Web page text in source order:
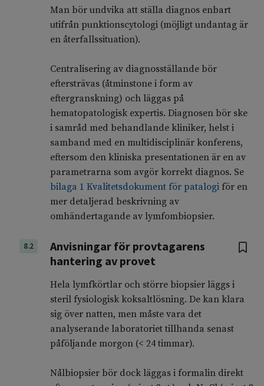
Man bör undvika att ställa diagnos enbart
utifrån punktionscytologi (möjligt undantag är
en återfallssituation).
Centralisering av diagnosställande bör
eftersträvas (åtminstone i form av
eftergranskning) och läggas på
hematopatologisk expertis. Diagnosen bör ske
i samråd med behandlande kliniker, helst i
samband med en multidisciplinär konferens,
eftersom den kliniska presentationen är en av
parametrarna som avgör korrekt diagnos. Se
bilaga 1 Kvalitetsdokument för patalogiför en
mer detaljerad beskrivning av
omhändertagande av lymfombiopsier.
8.2
Anvisningar för provtagarens
hantering av provet
Hela lymfkörtlar och större biopsier läggs i
steril fysiologisk koksaltlösning. De kan klara
sig över natten, men måste vara det
analyserande laboratoriet tillhanda senast
påföljande morgon (< 24 timmar).
Nålbiopsier bör dock läggas i formalin direkt